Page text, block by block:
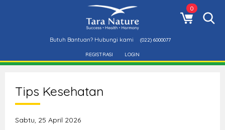
0
Butuh Bantuan? Hubungi kami (022) 6000077
REGISTRASI LOGIN
Tips Kesehatan
Sabtu, 25 April 2026